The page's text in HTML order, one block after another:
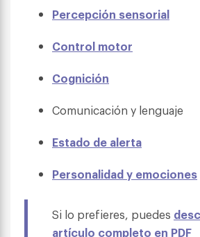
Percepción sensorial
Control motor
Cognición
Comunicación y lenguaje
Estado de alerta
Personalidad y emociones
Si lo prefieres, puedes
artículo completo en PDF